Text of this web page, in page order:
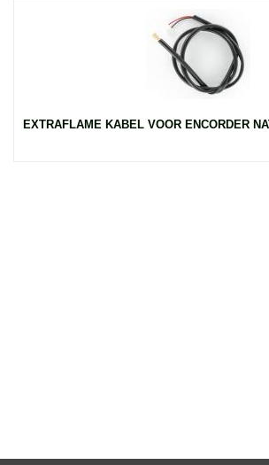
EXTRAFLAME KABEL VOOR ENCORDER